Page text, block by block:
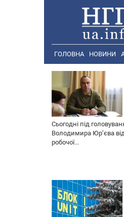
ГОЛОВНА НОВИНИ
Сьогодні під
Володимира Юр’єва
робочої...